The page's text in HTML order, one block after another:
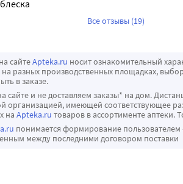
Все отзывы (19)
сайтеApteka.ru носит ознакомительный
разных производственных площадках,
в заказе.
сайте и не доставляем заказы* на дом.
организацией, имеющей соответствующее
на Apteka.ru товаров в ассортименте аптеки.
понимается формирование пользователем
между последними договором поставки